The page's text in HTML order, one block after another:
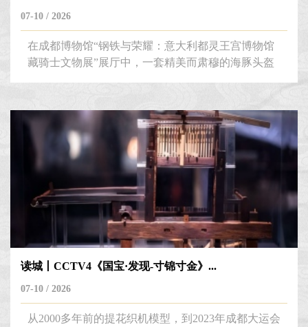
07-10 / 2026
在成都博物馆“钢铁与荣耀：意大利都灵王宫博物馆
藏骑士文物展”展厅中，一套精美而肃穆的海豚头盔
保罗·内格罗利之手，既是米兰“古典风格”仪仗盔甲
的巅峰范本，也是内格罗利家族百年铸甲技艺的经典
缩影。内格罗利：文艺复兴米兰第一铸甲王朝乔万尼
出身于米兰第一铸甲世家内格罗利家族。在15-16世
纪的米兰，这个家族...
读城丨CCTV4《国宝·发现-寸锦寸金》...
07-10 / 2026
从2000多年前的提花织机模型，到2023年成都大运会